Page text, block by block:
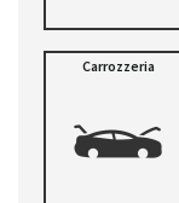
Carrozzeria